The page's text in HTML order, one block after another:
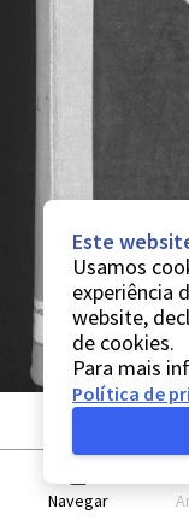
Navegar
Este
Usamos
experiência
website,
de cookies.
Para mais
Política de